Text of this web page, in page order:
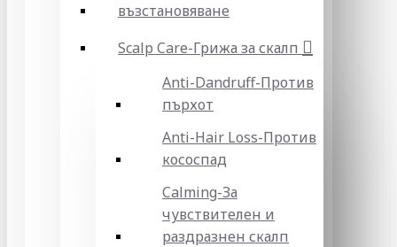
възстановяване
Scalp Care-Грижа за скалп
Anti-Dandruff-Против
пърхот
Anti-Hair Loss-Против
кососпад
Calming-За
чувствителен и
раздразнен скалп